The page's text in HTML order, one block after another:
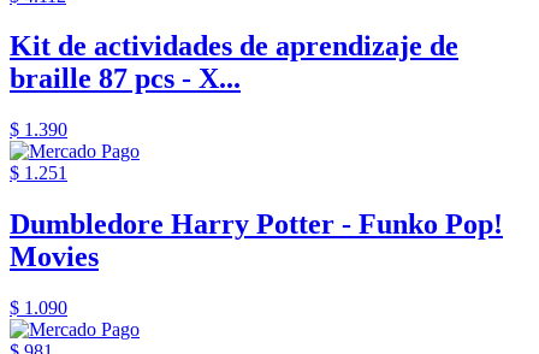
Kit de actividades de aprendizaje de
braille 87 pcs - X...
$ 1.390
$ 1.251
Dumbledore Harry Potter - Funko Pop!
Movies
$ 1.090